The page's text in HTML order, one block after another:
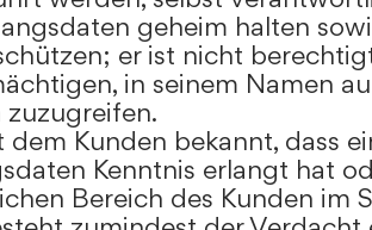
geheim halten
er ist nicht
in seinem Namen
zuzugreifen.
Kunden bekannt, dass
Kenntnis erlangt hat
Bereich des Kunden im